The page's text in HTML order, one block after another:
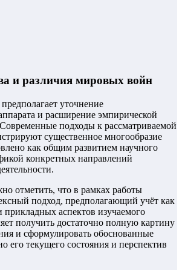
и различия мировых войн
уточнение
и расширение эмпирической
подходы к рассматриваемой
существенное многообразие
как общим развитием научного
конкретных направлений
отметить, что в рамках работы
подход, предполагающий учёт как
прикладных аспектов изучаемого
получить достаточно полную картину
и сформулировать обоснованные
его текущего состояния и перспектив